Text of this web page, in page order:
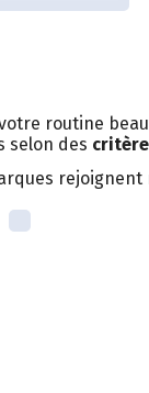
routine
selon des